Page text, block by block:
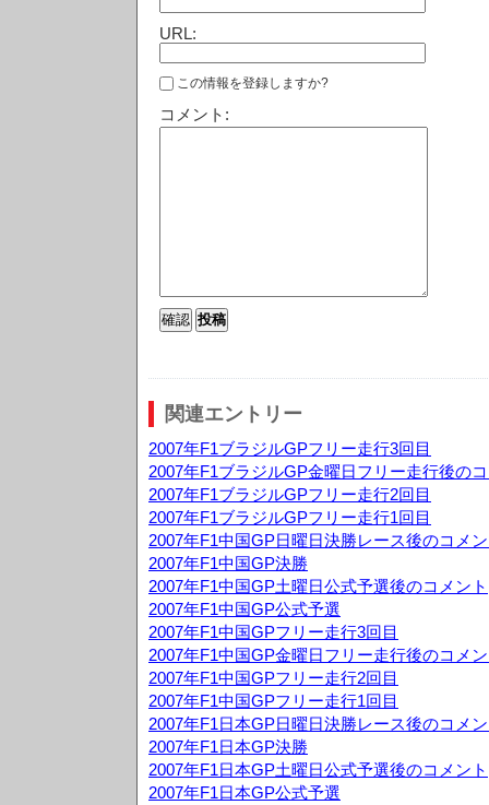
URL:
この情報を登録しますか?
コメント:
関連エントリー
2007年F1ブラジルGPフリー走行3回目
2007年F1ブラジルGP金曜日フリー走行後の
2007年F1ブラジルGPフリー走行2回目
2007年F1ブラジルGPフリー走行1回目
2007年F1中国GP日曜日決勝レース後のコメ
2007年F1中国GP決勝
2007年F1中国GP土曜日公式予選後のコメント
2007年F1中国GP公式予選
2007年F1中国GPフリー走行3回目
2007年F1中国GP金曜日フリー走行後のコメ
2007年F1中国GPフリー走行2回目
2007年F1中国GPフリー走行1回目
2007年F1日本GP日曜日決勝レース後のコメ
2007年F1日本GP決勝
2007年F1日本GP土曜日公式予選後のコメント
2007年F1日本GP公式予選